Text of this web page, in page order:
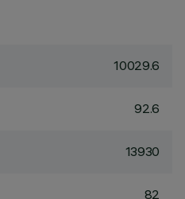
10029.6
92.6
13930
82